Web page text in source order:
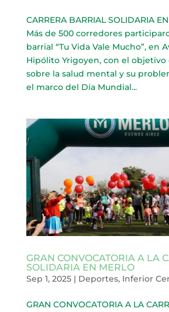
CARRERA BARRIAL SOLIDARIA
Más de 500 corredores
barrial “Tu Vida Vale Mucho”, en
Hipólito Yrigoyen, con el
sobre la salud mental y su
el marco del Día Mundial...
GRAN CONVOCATORIA A LA
SOLIDARIA EN MERLO
Sep 1, 2025| Deportes, Inferior
GRAN CONVOCATORIA A LA